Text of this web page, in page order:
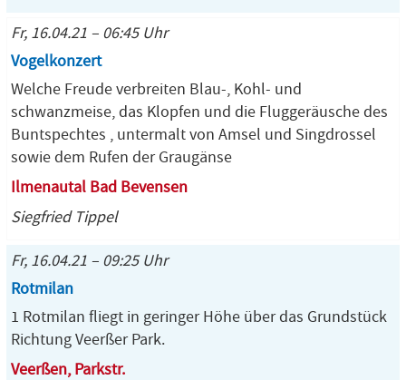
Fr, 16.04.21 – 06:45 Uhr
Vogelkonzert
Welche Freude verbreiten Blau-, Kohl- und
schwanzmeise, das Klopfen und die Fluggeräusche des
Buntspechtes , untermalt von Amsel und Singdrossel
sowie dem Rufen der Graugänse
Ilmenautal Bad Bevensen
Siegfried Tippel
Fr, 16.04.21 – 09:25 Uhr
Rotmilan
1 Rotmilan fliegt in geringer Höhe über das Grundstück
Richtung Veerßer Park.
Veerßen, Parkstr.